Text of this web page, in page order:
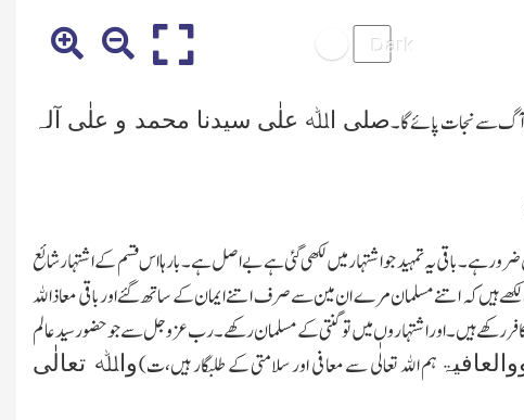
آگ سے نجات پائے گا۔صلی اﷲ علٰی سیدنا محمد و علٰی آلہ
ہے۔باقی یہ تمہید جو اشتہار میں لکھی گئی ہے بے اصل ہے۔بارہا اس قسم کے اشتہار شائع
لکھے ہیں کہ اتنے مسلمان مرے ان مین سے صرف اتنے ایمان کے ساتھ گئے اور باقی معاذ اﷲ
ہیں۔اور اشتہار وں میں تو گنتی کے مسلمان رکھے۔رب عزوجل سے جوحضور سید عالم
ہم اﷲ تعالٰی سے معافی اور سلامتی کے طلبگار ہیں،ت)واﷲ تعالٰی